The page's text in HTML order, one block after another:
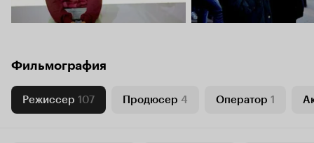
Фильмография
Режиссер 107 Продюсер 4 Оператор 1